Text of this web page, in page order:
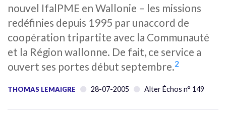
nouvel IfalPME en Wallonie – les missions
redéfinies depuis 1995 par unaccord de
coopération tripartite avec la Communauté
et la Région wallonne. De fait, ce service a
ouvert ses portes début septembre.2
THOMAS LEMAIGRE 28-07-2005 Alter Échos n° 149